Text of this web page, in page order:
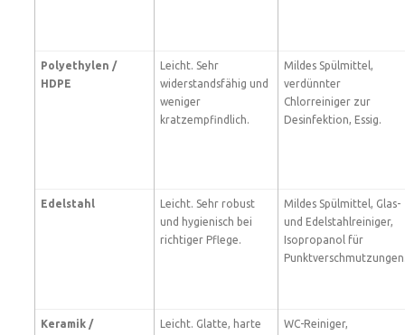
Polyethylen /
HDPE
Leicht. Sehr
widerstandsfähig und
weniger
kratzempfindlich.
Mildes Spülmittel,
verdünnter
Chlorreiniger zur
Desinfektion, Essig.
Edelstahl
Leicht. Sehr robust
und hygienisch bei
richtiger Pflege.
Mildes Spülmittel, Glas-
und Edelstahlreiniger,
Isopropanol für
Keramik /
Leicht. Glatte, harte
WC-Reiniger,